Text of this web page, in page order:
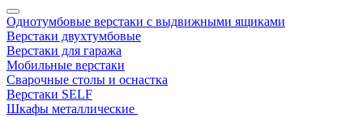
Однотумбовые верстаки с выдвижными ящиками
Верстаки двухтумбовые
Верстаки для гаража
Мобильные верстаки
Сварочные столы и оснастка
Верстаки SELF
Шкафы металлические